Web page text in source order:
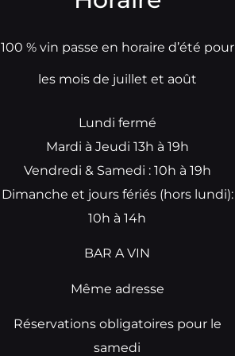
100 % vin passe en horaire d’été pour
les mois de juillet et août
Lundi fermé
Mardi à Jeudi 13h à 19h
Vendredi & Samedi : 10h à 19h
Dimanche et jours fériés (hors lundi):
10h à 14h
BAR A VIN
Même adresse
Réservations obligatoires pour le
samedi